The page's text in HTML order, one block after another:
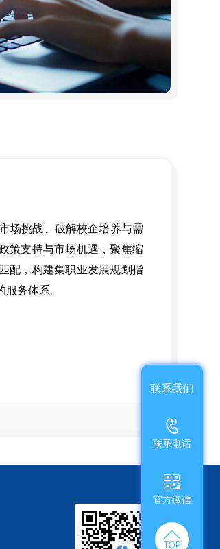
场挑战、破解校企培养与需
策支持与市场机遇，聚焦缩
配，构建集职业发展规划指
务体系。
联系我们
联系电话
官方微信